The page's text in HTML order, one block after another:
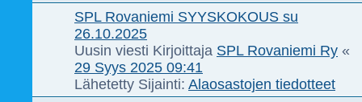
SPL Rovaniemi SYYSKOKOUS su
26.10.2025
Uusin viesti Kirjoittaja SPL Rovaniemi Ry «
29 Syys 2025 09:41
Lähetetty Sijainti: Alaosastojen tiedotteet